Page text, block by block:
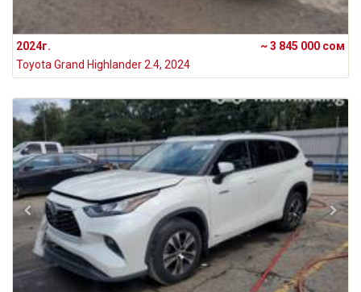
2024г.
~ 3 845 000 сом
Toyota Grand Highlander 2.4, 2024